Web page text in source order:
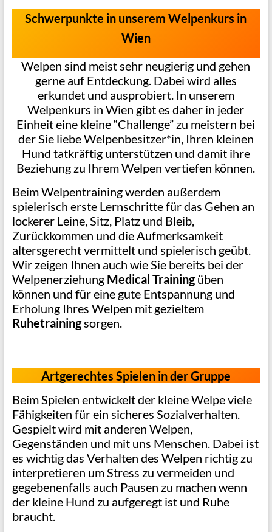
Schwerpunkte in unserem Welpenkurs in
Wien
Welpen sind meist sehr neugierig und gehen
gerne auf Entdeckung. Dabei wird alles
erkundet und ausprobiert. In unserem
Welpenkurs in Wien gibt es daher in jeder
Einheit eine kleine “Challenge” zu meistern bei
der Sie liebe Welpenbesitzer*in, Ihren kleinen
Hund tatkräftig unterstützen und damit ihre
Beziehung zu Ihrem Welpen vertiefen können.
Beim Welpentraining werden außerdem
spielerisch erste Lernschritte für das Gehen an
lockerer Leine, Sitz, Platz und Bleib,
Zurückkommen und die Aufmerksamkeit
altersgerecht vermittelt und spielerisch geübt.
Wir zeigen Ihnen auch wie Sie bereits bei der
Welpenerziehung Medical Trainingüben
können und für eine gute Entspannung und
Erholung Ihres Welpen mit gezieltem
Ruhetrainingsorgen.
Artgerechtes Spielen in der Gruppe
Beim Spielen entwickelt der kleine Welpe viele
Fähigkeiten für ein sicheres Sozialverhalten.
Gespielt wird mit anderen Welpen,
Gegenständen und mit uns Menschen. Dabei ist
es wichtig das Verhalten des Welpen richtig zu
interpretieren um Stress zu vermeiden und
gegebenenfalls auch Pausen zu machen wenn
der kleine Hund zu aufgeregt ist und Ruhe
braucht.